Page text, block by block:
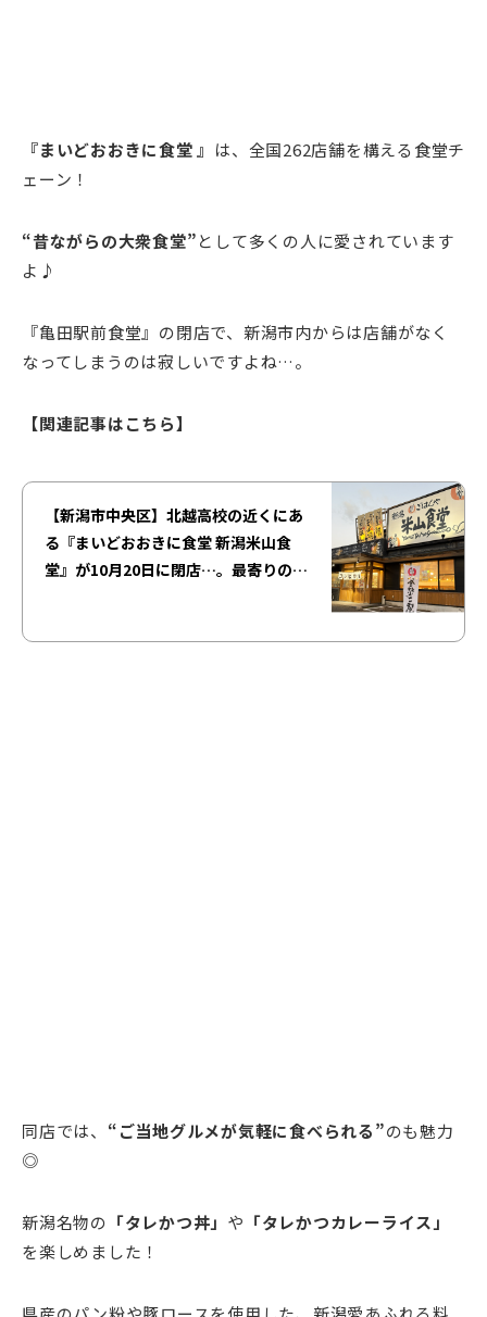
『まいどおおきに食堂 』 は、全国262店舗を構える食堂チ
ェーン！
“昔ながらの大衆食堂”として多くの人に愛されています
よ♪
『亀田駅前食堂』の閉店で、新潟市内からは店舗がなく
なってしまうのは寂しいですよね…。
【関連記事はこちら】
【新潟市中央区】北越高校の近くにあ
る『まいどおおきに食堂 新潟米山食
堂』が10月20日に閉店…。最寄りの店
同店では、 “ご当地グルメが気軽に食べられる”のも魅力
◎
新潟名物の 「タレかつ丼」 や 「タレかつカレーライス」
を楽しめました！